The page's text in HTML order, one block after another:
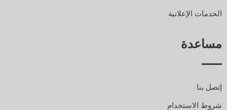
الخدمات الإعلانية
مساعدة
إتصل بنا
شروط الاستخدام